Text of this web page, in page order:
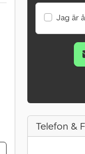
Jag är
Telefon &